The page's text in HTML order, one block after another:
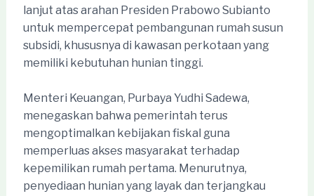
lanjut atas arahan Presiden Prabowo Subianto
untuk mempercepat pembangunan rumah susun
subsidi, khususnya di kawasan perkotaan yang
memiliki kebutuhan hunian tinggi.
Menteri Keuangan, Purbaya Yudhi Sadewa,
menegaskan bahwa pemerintah terus
mengoptimalkan kebijakan fiskal guna
memperluas akses masyarakat terhadap
kepemilikan rumah pertama. Menurutnya,
penyediaan hunian yang layak dan terjangkau